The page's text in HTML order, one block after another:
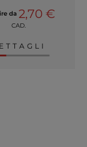
da 2,70 €
CAD.